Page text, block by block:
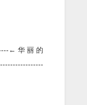
← 华 丽 的